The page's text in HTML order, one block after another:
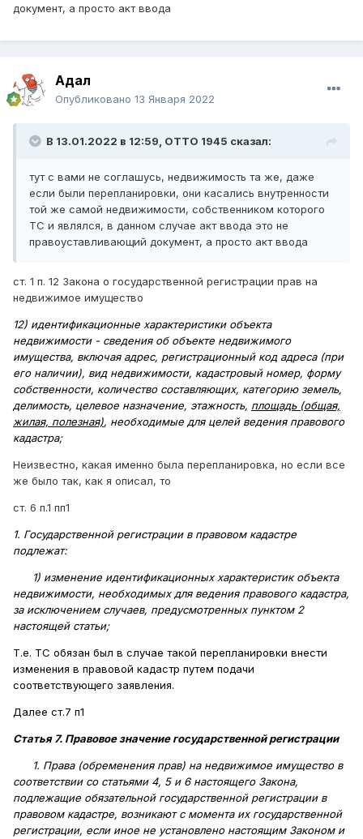
документ, а просто акт ввода
Адал
Опубликовано 13 Января 2022
В 13.01.2022 в 12:59, ОТТО 1945 сказал:
тут с вами не соглашусь, недвижимость та же, даже
если были перепланировки, они касались внутренности
той же самой недвижимости, собственником которого
ТС и являлся, в данном случае акт ввода это не
правоуставливающий документ, а просто акт ввода
ст. 1 п. 12 Закона о государственной регистрации прав на
недвижимое имущество
12) идентификационные характеристики объекта
недвижимости - сведения об объекте недвижимого
имущества, включая адрес, регистрационный код адреса (при
его наличии), вид недвижимости, кадастровый номер, форму
собственности, количество составляющих, категорию земель,
делимость, целевое назначение, этажность, площадь (общая,
жилая, полезная), необходимые для целей ведения правового
кадастра;
Неизвестно, какая именно была перепланировка, но если все
же было так, как я описал, то
ст. 6 п.1 пп1
1. Государственной регистрации в правовом кадастре
подлежат:
1) изменение идентификационных характеристик объекта
недвижимости, необходимых для ведения правового кадастра,
за исключением случаев, предусмотренных пунктом 2
настоящей статьи;
Т.е. ТС обязан был в случае такой перепланировки внести
изменения в правовой кадастр путем подачи
соответствующего заявления.
Далее ст.7 п1
Статья 7. Правовое значение государственной регистрации
1. Права (обременения прав) на недвижимое имущество в
соответствии со статьями 4, 5 и 6 настоящего Закона,
подлежащие обязательной государственной регистрации в
правовом кадастре, возникают с момента их государственной
регистрации, если иное не установлено настоящим Законом и